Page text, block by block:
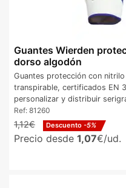
Guantes Wierden
dorso algodón
Guantes protección con
transpirable, certificados EN
personalizar y distribuir
Ref: 81260
1,12€ Descuento -5%
Precio desde 1,07€/ud.